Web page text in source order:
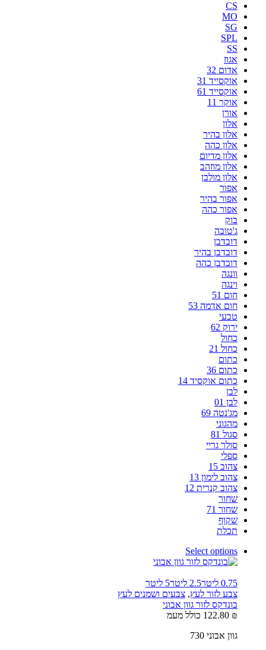
CS
MO
SG
SPL
SS
אגוז
אדום 32
אוקסייד 31
אוקסייד 61
אוקר 11
אורן
אלון
אלון בהיר
אלון כהה
אלון מדיום
אלון מוזהב
אלון מולבן
אפור
אפור בהיר
אפור כהה
בוק
ג'טובה
דובדבן
דובדבן בהיר
דובדבן כהה
וונגה
וינגה
חום 51
חום אדמה 53
טבעי
ירוק 62
כחול
כחול 21
כתום
כתום 36
כתום אוקסיד 14
לבן
לבן 01
מג'נטה 69
מהגוני
סגול 81
סולר גריי
ספלי
צהוב 15
צהוב לימון 13
צהוב קנרית 12
שחור
שחור 71
שקוף
תכלת
Select options
0.75 ליטר 2.5 ליטר
5 ליטר
צבע לזור לעץ, צבעים ושמנים לעץ
בונדקס לזור גוון אבוני
122.80 ₪
כולל מעמ
גוון אבוני 730